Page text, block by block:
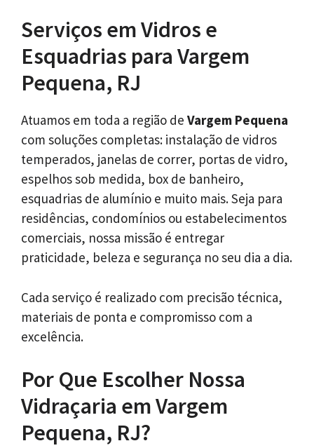
Serviços em Vidros e
Esquadrias para Vargem
Pequena, RJ
Atuamos em toda a região de Vargem Pequena
com soluções completas: instalação de vidros
temperados, janelas de correr, portas de vidro,
espelhos sob medida, box de banheiro,
esquadrias de alumínio e muito mais. Seja para
residências, condomínios ou estabelecimentos
comerciais, nossa missão é entregar
praticidade, beleza e segurança no seu dia a dia.
Cada serviço é realizado com precisão técnica,
materiais de ponta e compromisso com a
excelência.
Por Que Escolher Nossa
Vidraçaria em Vargem
Pequena, RJ?